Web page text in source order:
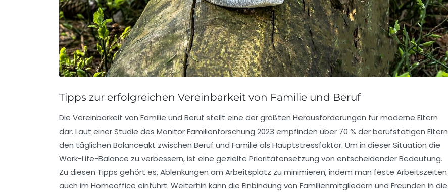
Tipps zur erfolgreichen Vereinbarkeit von Familie und Beruf
Die Vereinbarkeit von Familie und Beruf stellt eine der größten Herausforderungen für moderne Eltern
dar. Laut einer Studie des Monitor Familienforschung 2023 empfinden über 70 % der berufstätigen Eltern
den täglichen Balanceakt zwischen Beruf und Familie als Hauptstressfaktor. Um in dieser Situation die
Work-Life-Balance zu verbessern, ist eine gezielte Prioritätensetzung von entscheidender Bedeutung.
Zu diesen Tipps gehört es, Ablenkungen am Arbeitsplatz zu minimieren, indem man feste Arbeitszeiten
auch im Homeoffice einführt. Weiterhin kann die Einbindung von Familienmitgliedern und Freunden in die